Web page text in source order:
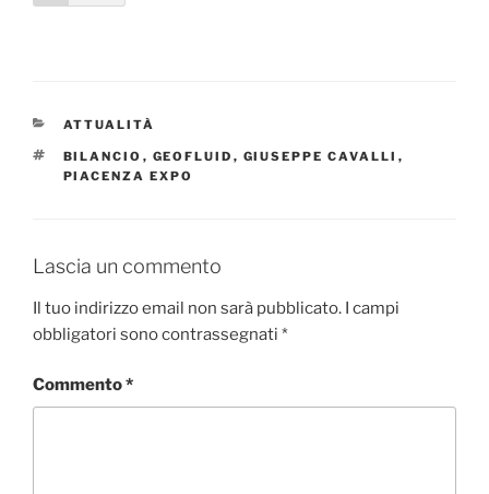
CATEGORIE
ATTUALITÀ
TAG
BILANCIO , GEOFLUID , GIUSEPPE CAVALLI ,
PIACENZA EXPO
Lascia un commento
Il tuo indirizzo email non sarà pubblicato. I campi
obbligatori sono contrassegnati *
Commento*